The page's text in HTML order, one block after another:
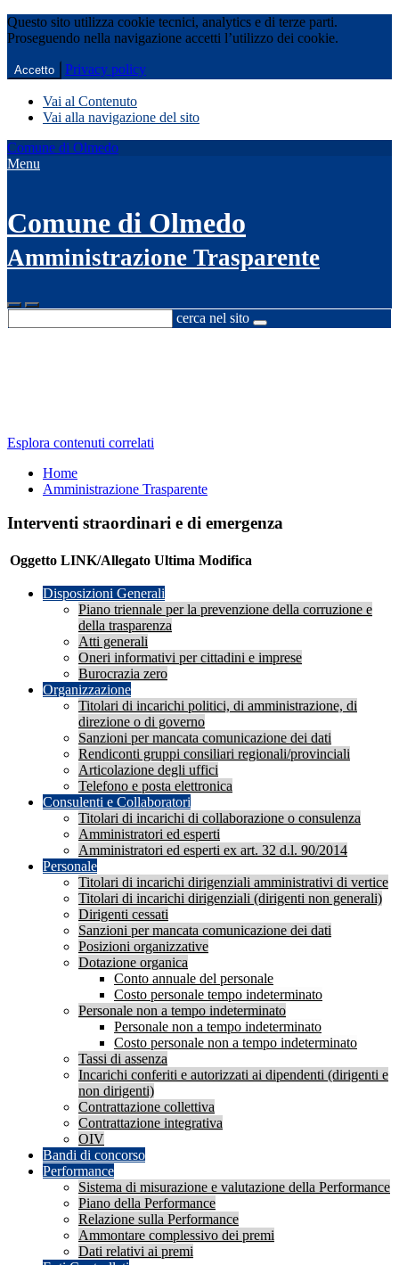
Questo sito utilizza cookie tecnici, analytics e di terze parti.
Proseguendo nella navigazione accetti l’utilizzo dei cookie.
Accetto Privacy policy
Vai al Contenuto
Vai alla navigazione del sito
Comune di Olmedo
Menu
Comune di Olmedo
Amministrazione Trasparente
cerca nel sito
Esplora contenuti correlati
Home
Amministrazione Trasparente
Interventi straordinari e di emergenza
Oggetto LINK/Allegato Ultima Modifica
Disposizioni Generali
Piano triennale per la prevenzione della corruzione e
della trasparenza
Atti generali
Oneri informativi per cittadini e imprese
Burocrazia zero
Organizzazione
Titolari di incarichi politici, di amministrazione, di
direzione o di governo
Sanzioni per mancata comunicazione dei dati
Rendiconti gruppi consiliari regionali/provinciali
Articolazione degli uffici
Telefono e posta elettronica
Consulenti e Collaboratori
Titolari di incarichi di collaborazione o consulenza
Amministratori ed esperti
Amministratori ed esperti ex art. 32 d.l. 90/2014
Personale
Titolari di incarichi dirigenziali amministrativi di vertice
Titolari di incarichi dirigenziali (dirigenti non generali)
Dirigenti cessati
Sanzioni per mancata comunicazione dei dati
Posizioni organizzative
Dotazione organica
Conto annuale del personale
Costo personale tempo indeterminato
Personale non a tempo indeterminato
Personale non a tempo indeterminato
Costo personale non a tempo indeterminato
Tassi di assenza
Incarichi conferiti e autorizzati ai dipendenti (dirigenti e
non dirigenti)
Contrattazione collettiva
Contrattazione integrativa
OIV
Bandi di concorso
Performance
Sistema di misurazione e valutazione della Performance
Piano della Performance
Relazione sulla Performance
Ammontare complessivo dei premi
Dati relativi ai premi